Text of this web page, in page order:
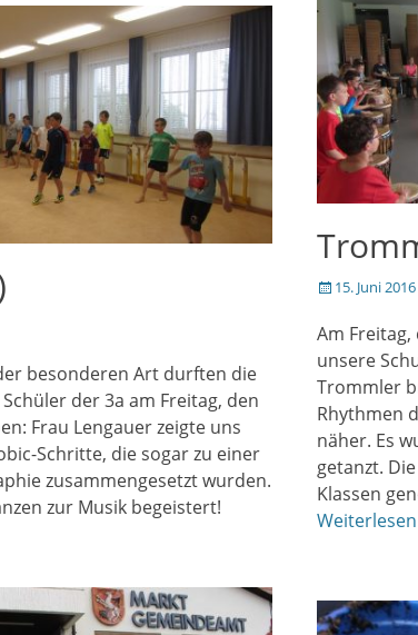
Veröffentlicht
15. Juni 2016
Am Freitag,
unsere
Trommler
Rhythmen
näher. Es
getanzt.
Klassen
besonderen Art durften die
der 3a am Freitag, den
Frau Lengauer zeigte uns
Schritte, die sogar zu einer
zusammengesetzt wurden.
zur Musik begeistert!